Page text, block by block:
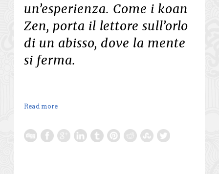
un’esperienza. Come i koan
Zen, porta il lettore sull’orlo
di un abisso, dove la mente
si ferma.
Read more